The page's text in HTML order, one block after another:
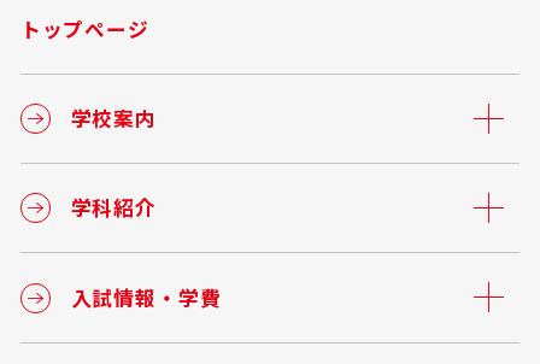
トップページ
学校案内
学科紹介
入試情報・学費